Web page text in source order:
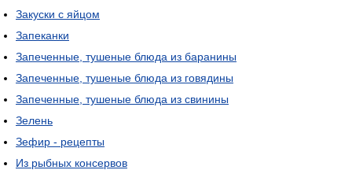
Закуски с яйцом
Запеканки
Запеченные, тушеные блюда из баранины
Запеченные, тушеные блюда из говядины
Запеченные, тушеные блюда из свинины
Зелень
Зефир - рецепты
Из рыбных консервов